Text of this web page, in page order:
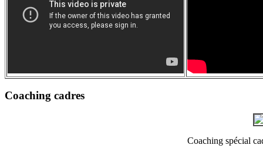
Coaching cadres
Coaching spécial